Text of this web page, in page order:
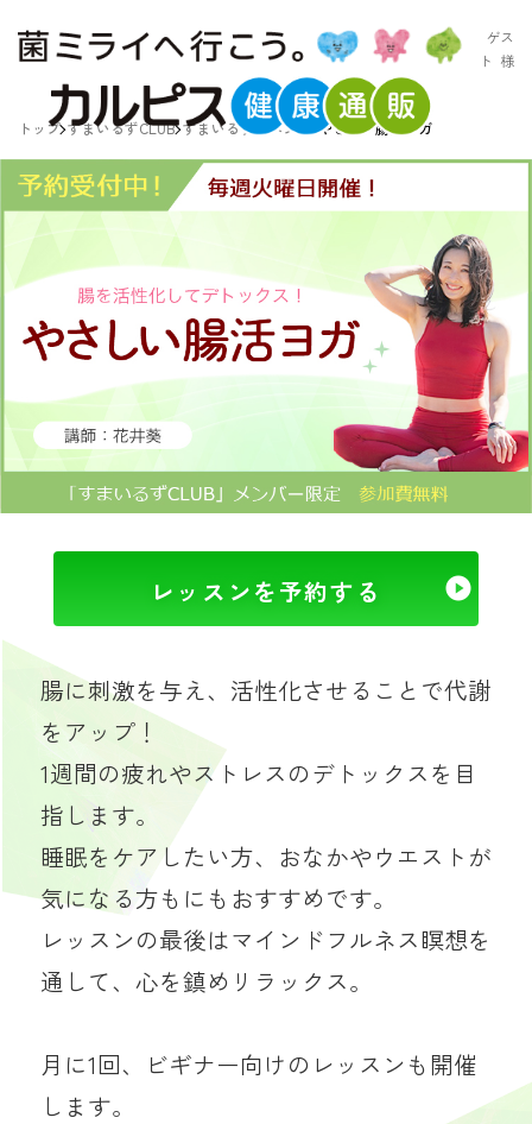
ゲス
ト 様
トップ すまいるずCLUB すまいるずイベント やさしい腸活ヨガ
レッスンを予約する
腸に刺激を与え、活性化させることで代謝
をアップ！
1週間の疲れやストレスのデトックスを目
指します。
睡眠をケアしたい方、おなかやウエストが
気になる方もにもおすすめです。
レッスンの最後はマインドフルネス瞑想を
通して、心を鎮めリラックス。
月に1回、ビギナー向けのレッスンも開催
します。